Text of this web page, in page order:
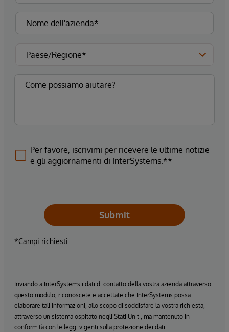
Per favore, iscrivimi per ricevere le ultime notizie
e gli aggiornamenti di InterSystems.**
Submit
*Campi richiesti
Inviando a InterSystems i dati di contatto della vostra azienda attraverso
questo modulo, riconoscete e accettate che InterSystems possa
elaborare tali informazioni, allo scopo di soddisfare la vostra richiesta,
attraverso un sistema ospitato negli Stati Uniti, ma mantenuto in
conformità con le leggi vigenti sulla protezione dei dati.